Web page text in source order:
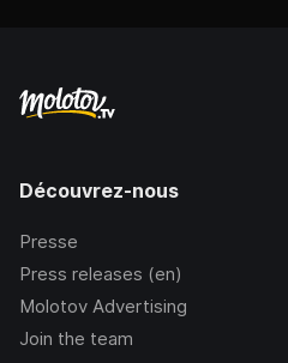
Découvrez-nous
Presse
Press releases (en)
Molotov Advertising
Join the team